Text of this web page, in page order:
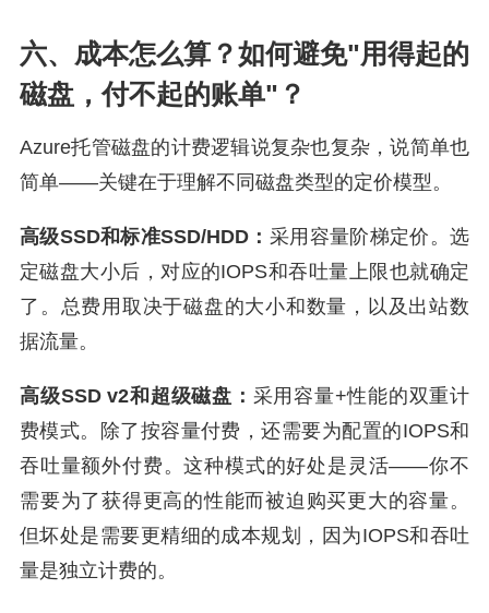
六、成本怎么算？如何避免"用得起的
磁盘，付不起的账单"？
Azure托管磁盘的计费逻辑说复杂也复杂，说简单也
简单——关键在于理解不同磁盘类型的定价模型。
高级SSD和标准SSD/HDD： 采用容量阶梯定价。选
定磁盘大小后，对应的IOPS和吞吐量上限也就确定
了。总费用取决于磁盘的大小和数量，以及出站数
据流量。
高级SSD v2和超级磁盘： 采用容量+性能的双重计
费模式。除了按容量付费，还需要为配置的IOPS和
吞吐量额外付费。这种模式的好处是灵活——你不
需要为了获得更高的性能而被迫购买更大的容量。
但坏处是需要更精细的成本规划，因为IOPS和吞吐
量是独立计费的。